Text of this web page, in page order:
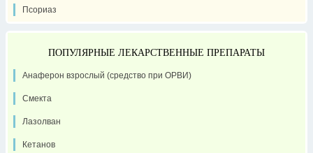
Псориаз
ПОПУЛЯРНЫЕ ЛЕКАРСТВЕННЫЕ ПРЕПАРАТЫ
Анаферон взрослый (средство при ОРВИ)
Смекта
Лазолван
Кетанов